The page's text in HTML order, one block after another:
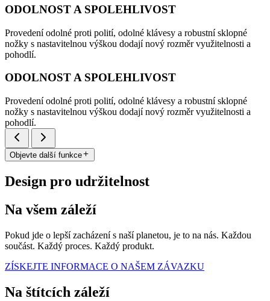
ODOLNOST A SPOLEHLIVOST
Provedení odolné proti polití, odolné klávesy a robustní sklopné
nožky s nastavitelnou výškou dodají nový rozměr využitelnosti a
pohodlí.
ODOLNOST A SPOLEHLIVOST
Provedení odolné proti polití, odolné klávesy a robustní sklopné
nožky s nastavitelnou výškou dodají nový rozměr využitelnosti a
pohodlí.
Objevte další funkce
Design pro udržitelnost
Na všem záleží
Pokud jde o lepší zacházení s naší planetou, je to na nás. Každou
součást. Každý proces. Každý produkt.
ZÍSKEJTE INFORMACE O NAŠEM ZÁVAZKU
Na štítcích záleží